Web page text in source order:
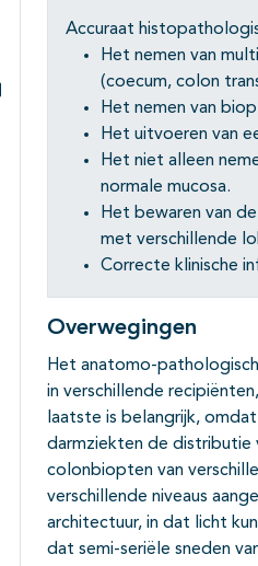
Subpagina's open- en
Accuraat
Het nemen van
(coecum, colon
Het nemen van
Het uitvoeren van
Het niet alleen
normale mucosa.
Het bewaren van
met verschillende
Correcte klinische
Overwegingen
Het anatomo-
in verschillende
laatste is belangrijk,
darmziekten de distributie
colonbiopten van
verschillende niveaus
architectuur, in dat licht
dat semi-seriële sneden